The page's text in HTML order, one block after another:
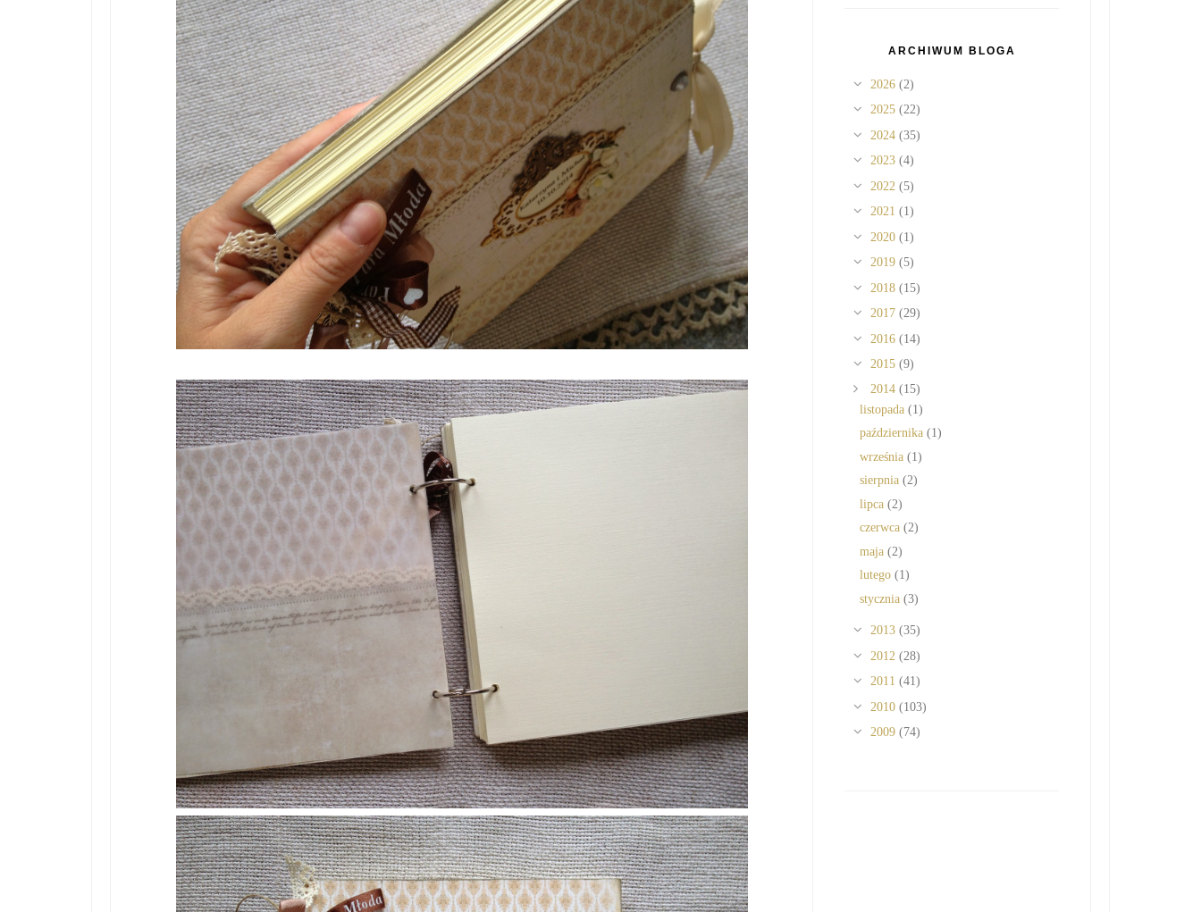
ARCHIWUM BLOGA
2026 (2)
2025 (22)
2024 (35)
2023 (4)
2022 (5)
2021 (1)
2020 (1)
2019 (5)
2018 (15)
2017 (29)
2016 (14)
2015 (9)
2014 (15)
listopada (1)
października (1)
września (1)
sierpnia (2)
lipca (2)
czerwca (2)
maja (2)
lutego (1)
stycznia (3)
2013 (35)
2012 (28)
2011 (41)
2010 (103)
2009 (74)